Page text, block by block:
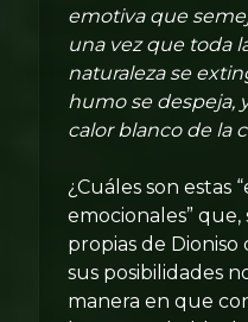
emotiva que
una vez que toda
naturaleza se
humo se despeja,
calor blanco de la
¿Cuáles son estas
emocionales” que,
propias de Dioniso
sus posibilidades
manera en que